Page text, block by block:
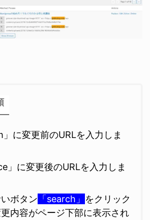
」に変更前のURLを入力しま
」に変更後のURLを入力しま
ボタン 「search」 をクリック
内容がページ下部に表示され